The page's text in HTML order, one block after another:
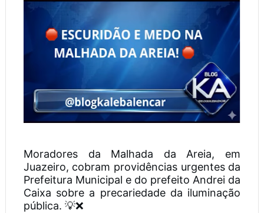
Moradores da Malhada da Areia, em
Juazeiro, cobram providências urgentes da
Prefeitura Municipal e do prefeito Andrei da
Caixa sobre a precariedade da iluminação
pública. 💡❌